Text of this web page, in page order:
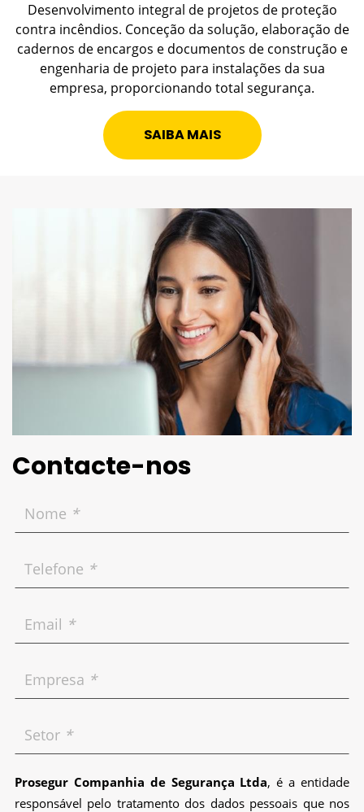
Desenvolvimento integral de projetos de proteção
contra incêndios. Conceção da solução, elaboração de
cadernos de encargos e documentos de construção e
engenharia de projeto para instalações da sua
empresa, proporcionando total segurança.
SAIBA MAIS
Contacte-nos
Nome *
Telefone *
Email *
Empresa *
Setor *
Prosegur Companhia de Segurança Ltda, é a entidade
responsável pelo tratamento dos dados pessoais que nos